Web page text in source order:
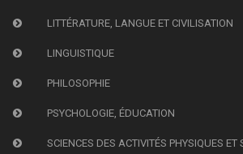
LITTÉRATURE, LANGUE ET CIVILISATION
LINGUISTIQUE
PHILOSOPHIE
PSYCHOLOGIE, ÉDUCATION
SCIENCES DES ACTIVITÉS PHYSIQUES ET